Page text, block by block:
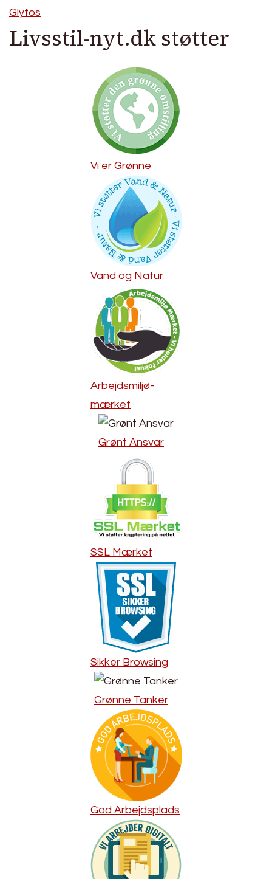
Glyfos
Livsstil-nyt.dk støtter
Vi er Grønne
Vand og Natur
Arbejdsmiljø-
mærket
Grønt Ansvar
SSL Mærket
Sikker Browsing
Grønne Tanker
God Arbejdsplads